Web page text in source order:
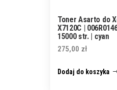
Toner Asarto do
X7120C |
15000 str. | cyan
275,00 zł
Dodaj do koszyka